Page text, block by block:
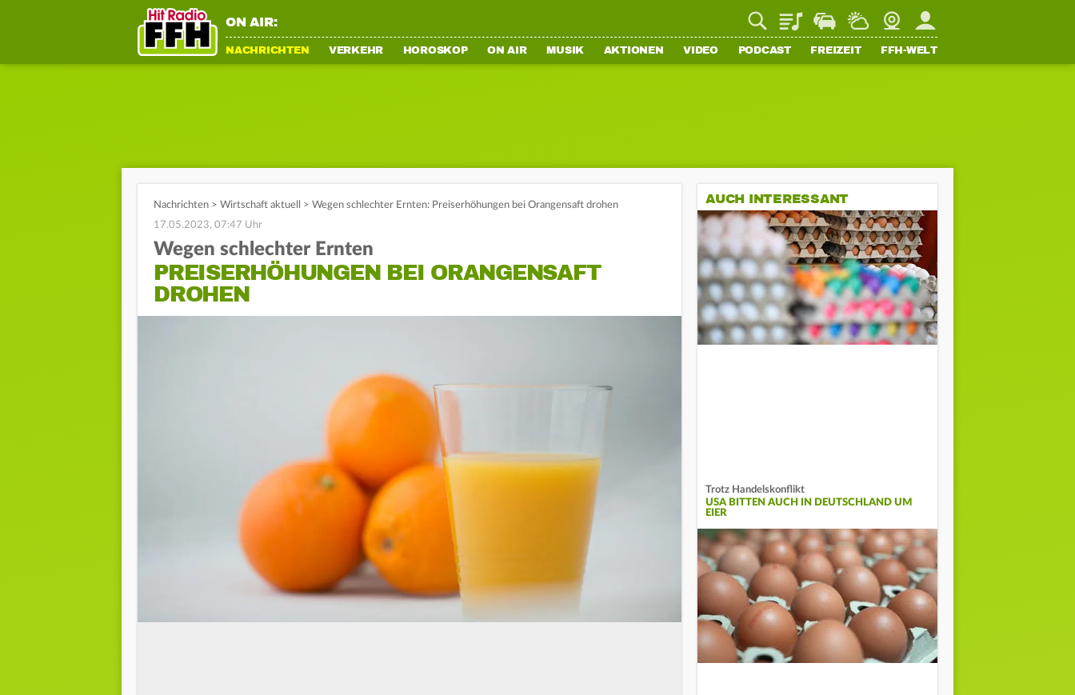
ON AIR: PlaylistStaupilotWetterWebcamMein FFH
NACHRICHTEN VERKEHR HOROSKOP ON AIR MUSIK AKTIONEN VIDEO PODCAST FREIZEIT FFH-WELT
Nachrichten > Wirtschaft aktuell > Wegen schlechter Ernten: Preiserhöhungen bei Orangensaft drohen
17.05.2023, 07:47 Uhr
Wegen schlechter Ernten
PREISERHÖHUNGEN BEI ORANGENSAFT
DROHEN
AUCH INTERESSANT
Trotz Handelskonflikt
USA BITTEN AUCH IN DEUTSCHLAND UM
EIER